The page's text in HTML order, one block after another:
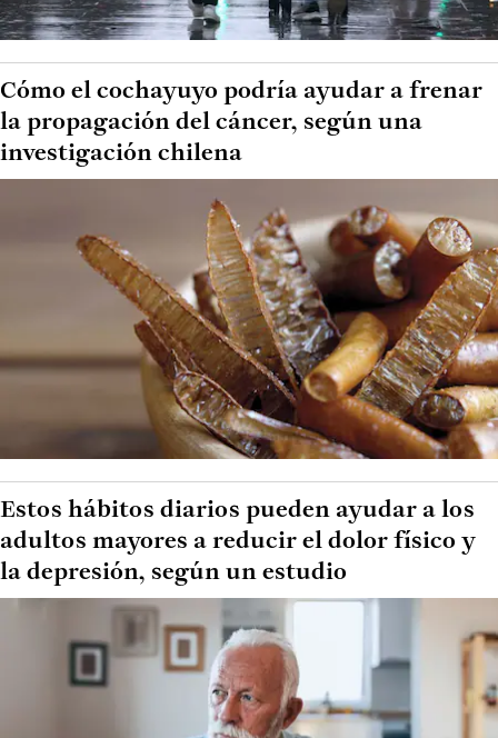
Cómo el cochayuyo podría ayudar a frenar
la propagación del cáncer, según una
investigación chilena
Estos hábitos diarios pueden ayudar a los
adultos mayores a reducir el dolor físico y
la depresión, según un estudio